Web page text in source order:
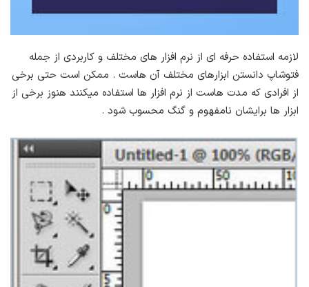
لازمه استفاده حرفه ای از نرم افزار های مختلف و کاربردی از جمله
فتوشاپ دانستن ابزارهای مختلف آن هاست . ممکن است حتی برخی
از افرادی که مدت هاست از نرم افزار ها استفاده میکنند هنوز برخی از
ابزار ها برایشان نامفهوم و گنگ محسوب شود .